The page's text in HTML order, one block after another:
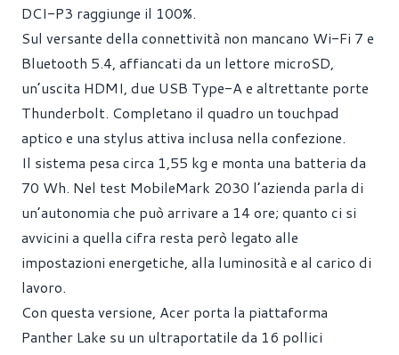
DCI-P3 raggiunge il 100%.
Sul versante della connettività non mancano Wi-Fi 7 e
Bluetooth 5.4, affiancati da un lettore microSD,
un’uscita HDMI, due USB Type-A e altrettante porte
Thunderbolt. Completano il quadro un touchpad
aptico e una stylus attiva inclusa nella confezione.
Il sistema pesa circa 1,55 kg e monta una batteria da
70 Wh. Nel test MobileMark 2030 l’azienda parla di
un’autonomia che può arrivare a 14 ore; quanto ci si
avvicini a quella cifra resta però legato alle
impostazioni energetiche, alla luminosità e al carico di
lavoro.
Con questa versione, Acer porta la piattaforma
Panther Lake su un ultraportatile da 16 pollici